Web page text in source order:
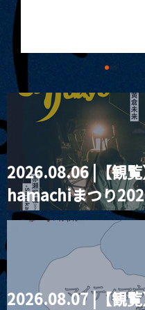
MoonRomantic
Channel1周年記
2026.08.06 |【観
hamachiまつり
月見ル君想フ編②
2026.08.07 |【観